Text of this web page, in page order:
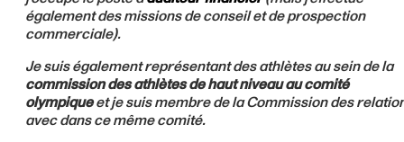
également des missions de conseil et de prospection
commerciale).
Je suis également représentant des athlètes au sein de la
commission des athlètes de haut niveau au comité
olympiqueet je suis membre de la Commission des
avec dans ce même comité.